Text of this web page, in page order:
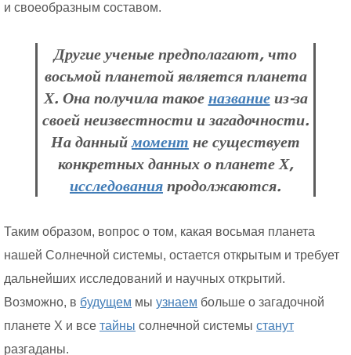
и своеобразным составом.
Другие ученые предполагают, что
восьмой планетой является планета
X. Она получила такоеназваниеиз-за
своей неизвестности и загадочности.
На данныймомент не существует
конкретных данных о планете X,
исследованияпродолжаются.
Таким образом, вопрос о том, какая восьмая планета
нашей Солнечной системы, остается открытым и требует
дальнейших исследований и научных открытий.
Возможно, в будущем мы узнаем больше о загадочной
планете X и все тайны солнечной системы станут
разгаданы.